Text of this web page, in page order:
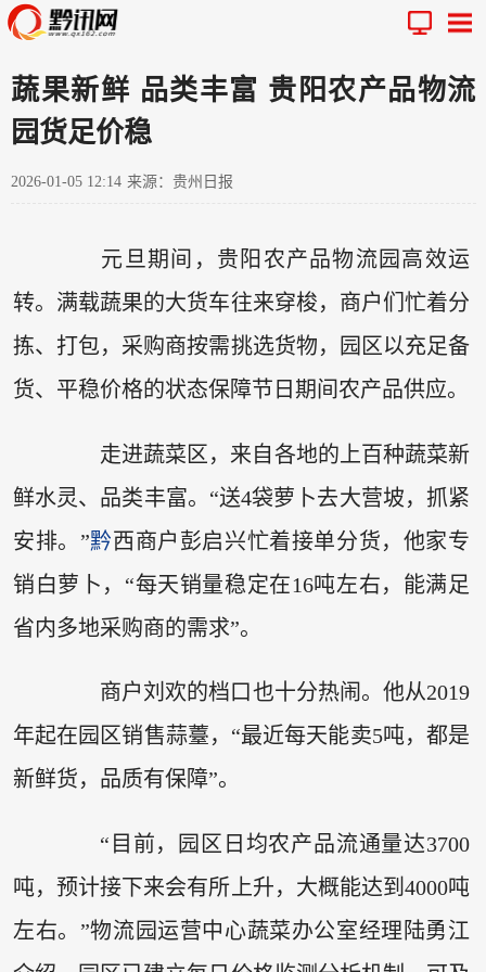
蔬果新鲜 品类丰富 贵阳农产品物流
园货足价稳
2026-01-05 12:14 来源：贵州日报
元旦期间，贵阳农产品物流园高效运
转。满载蔬果的大货车往来穿梭，商户们忙着分
拣、打包，采购商按需挑选货物，园区以充足备
货、平稳价格的状态保障节日期间农产品供应。
走进蔬菜区，来自各地的上百种蔬菜新
鲜水灵、品类丰富。“送4袋萝卜去大营坡，抓紧
安排。”黔西商户彭启兴忙着接单分货，他家专
销白萝卜，“每天销量稳定在16吨左右，能满足
省内多地采购商的需求”。
商户刘欢的档口也十分热闹。他从2019
年起在园区销售蒜薹，“最近每天能卖5吨，都是
新鲜货，品质有保障”。
“目前，园区日均农产品流通量达3700
吨，预计接下来会有所上升，大概能达到4000吨
左右。”物流园运营中心蔬菜办公室经理陆勇江